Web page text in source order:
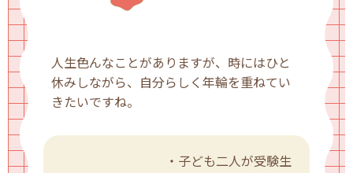
人生色んなことがありますが、時にはひと
休みしながら、自分らしく年輪を重ねてい
きたいですね。
・子ども二人が受験生